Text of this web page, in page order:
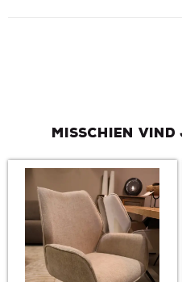
Misschien